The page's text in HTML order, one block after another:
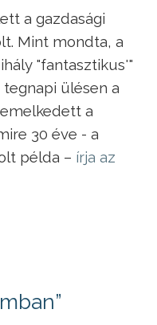
a gazdasági
Mint mondta, a
"fantasztikus'"
ülésen a
a
30 éve - a
példa – írja az